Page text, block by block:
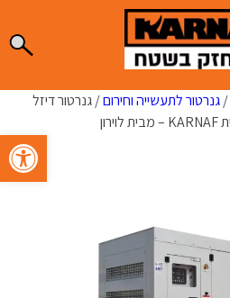
פתח
/גנרטור לתעשייה וחירום/ גנרטור דיזל